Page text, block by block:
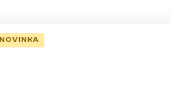
NOVINKA